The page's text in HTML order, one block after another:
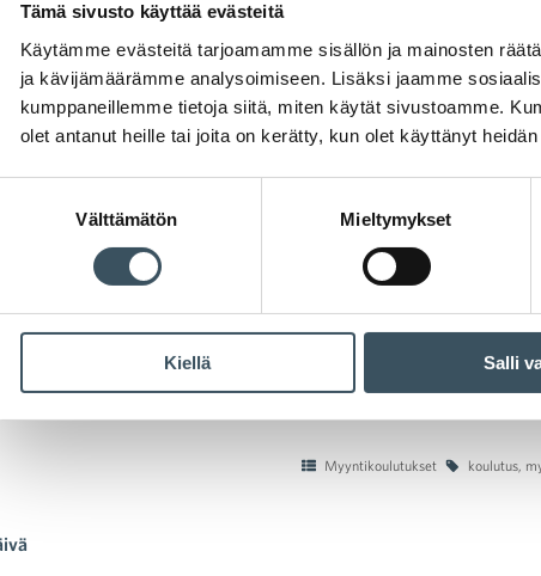
Tämä sivusto käyttää evästeitä
Käytämme evästeitä tarjoamamme sisällön ja mainosten
ja kävijämäärämme analysoimiseen. Lisäksi jaamme
kumppaneillemme tietoja siitä, miten käytät sivustoamme.
olet antanut heille tai joita on kerätty, kun olet käyttänyt heidän
Välttämätön Mieltymykset
Kiellä Salli
Social Selling myyjälle
Myyntikoulutukset koulutus